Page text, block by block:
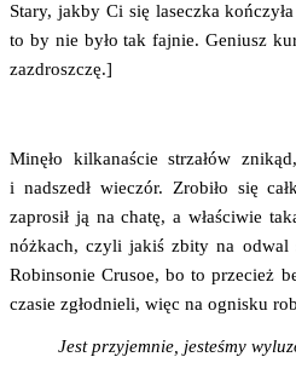
Sta­ry, jak­by Ci się lasecz­ka
to by nie było tak faj­nie. Geniusz
zazdroszczę.]
Minę­ło kil­ka­na­ście strza­łów
i nad­szedł wie­czór. Zro­bi­ło się
zapro­sił ją na cha­tę, a wła­ści­wie
nóż­kach, czy­li jakiś zbi­ty na odwal
Robin­so­nie Cru­soe, bo to prze­cież
cza­sie zgłod­nie­li, więc na ogni­sku
Jest przy­jem­nie, jeste­śmy